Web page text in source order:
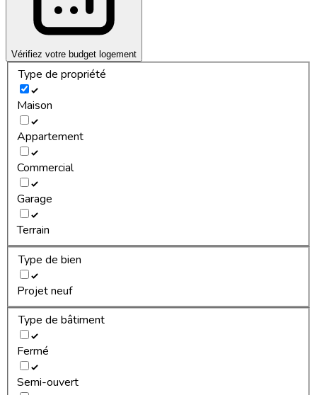
Vérifiez votre budget logement
Type de propriété
Maison
Appartement
Commercial
Garage
Terrain
Type de bien
Projet neuf
Type de bâtiment
Fermé
Semi-ouvert